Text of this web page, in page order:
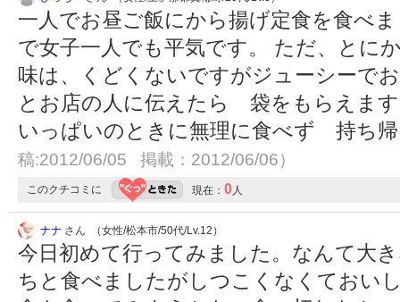
一人でお昼ご飯にから揚げ定食を食べ
で女子一人でも平気です。 ただ、とに
味は、くどくないですがジューシーで
とお店の人に伝えたら 袋をもらえま
いっぱいのときに無理に食べず 持ち
稿:2012/06/05 掲載：2012/06/06）
このクチコミに 現在： 0人
ナナ さん （女性/松本市/50代/Lv.12）
今日初めて行ってみました。なんて大
ちと食べましたがしつこくなくておい